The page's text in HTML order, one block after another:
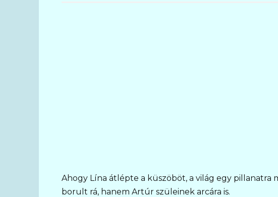
Ahogy Lína átlépte a küszöböt, a világ egy pillanatra
borult rá, hanem Artúr szüleinek arcára is.